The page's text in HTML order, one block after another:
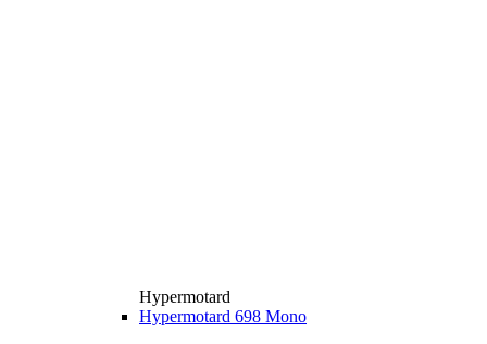
Hypermotard
Hypermotard 698 Mono